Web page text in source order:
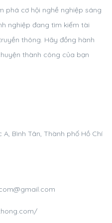
phá cơ hội nghề nghiệp sáng
nghiệp đang tìm kiếm tài
thông. Hãy đồng hành
thành công của bạn
A, Bình Tân, Thành phố Hồ Chí